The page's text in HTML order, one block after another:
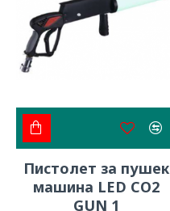
Пистолет за пушек
машина LED CO2
GUN 1